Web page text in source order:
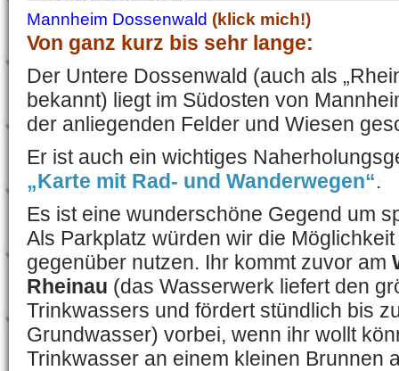
Mannheim Dossenwald (klick mich!)
Von ganz kurz bis sehr lange:
Der Untere Dossenwald (auch als
bekannt) liegt im Südosten von
der anliegenden Felder und Wiesen
Er ist auch ein wichtiges
„Karte mit Rad- und Wanderwegen“.
Es ist eine wunderschöne Gegend um
Als Parkplatz würden wir die
gegenüber nutzen. Ihr kommt zuvor am
Rheinau (das Wasserwerk liefert den
Trinkwassers und fördert stündlich bis
Grundwasser) vorbei, wenn ihr wollt
Trinkwasser an einem kleinen Brunnen